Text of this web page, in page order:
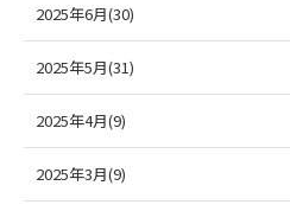
2025年6月(30)
2025年5月(31)
2025年4月(9)
2025年3月(9)